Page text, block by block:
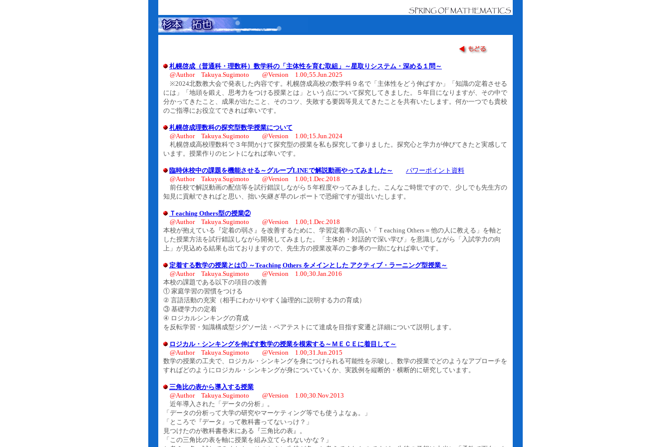
札幌啓成（普通科・理数科）数学科の「主体性を育む取組」～星取りシステム・深める１問～
@Author Takuya.Sugimoto @Version 1.00;55.Jun.2025
※2024北数教大会で発表した内容です。札幌啓成高校の数学科９名で「主体性をどう伸ばすか」「知識の定着させる
には」「地頭を鍛え、思考力をつける授業とは」という点について探究してきました。５年目になりますが、その中で
分かってきたこと、成果が出たこと、そのコツ、失敗する要因等見えてきたことを共有いたします。何か一つでも貴校
のご指導にお役立てできれば幸いです。
札幌啓成理数科の探究型数学授業について
@Author Takuya.Sugimoto @Version 1.00;15.Jun.2024
札幌啓成高校理数科で３年間かけて探究型の授業を私も探究して参りました。探究心と学力が伸びてきたと実感して
います。授業作りのヒントになれば幸いです。
臨時休校中の課題を機能させる～グループLINEで解説動画やってみました～
パワーポイント資料
@Author Takuya.Sugimoto @Version 1.00;1.Dec.2018
前任校で解説動画の配信等を試行錯誤しながら５年程度やってみました。こんなご時世ですので、少しでも先生方の
知見に貢献できればと思い、拙い矢継ぎ早のレポートで恐縮ですが提出いたします。
Ｔeaching Others型の授業②
@Author Takuya.Sugimoto @Version 1.00;1.Dec.2018
本校が抱えている『定着の弱さ』を改善するために、学習定着率の高い「Ｔeaching Others＝他の人に教える」を軸と
した授業方法を試行錯誤しながら開発してみました。「主体的・対話的で深い学び」を意識しながら「入試学力の向
上」が見込める結果も出ておりますので、先生方の授業改革のご参考の一助になれば幸いです。
定着する数学の授業とは① ～Teaching Others をメインとした アクティブ・ラーニング型授業～
@Author Takuya.Sugimoto @Version 1.00;30.Jan.2016
本校の課題である以下の項目の改善
① 家庭学習の習慣をつける
② 言語活動の充実（相手にわかりやすく論理的に説明する力の育成）
③ 基礎学力の定着
④ ロジカルシンキングの育成
を反転学習・知識構成型ジグソー法・ペアテストにて達成を目指す変遷と詳細について説明します。
ロジカル・シンキングを伸ばす数学の授業を模索する～ＭＥＣＥに着目して～
@Author Takuya.Sugimoto @Version 1.00;31.Jun.2015
数学の授業の工夫で、ロジカル・シンキングを身につけられる可能性を示唆し、数学の授業でどのようなアプローチを
すればどのようにロジカル・シンキングが身についていくか、実践例を縦断的・横断的に研究しています。
三角比の表から導入する授業
@Author Takuya.Sugimoto @Version 1.00;30.Nov.2013
近年導入された「データの分析」。
「データの分析って大学の研究やマーケティング等でも使うよなぁ。」
「ところで『データ』って教科書ってないっけ？」
見つけたのが教科書巻末にある『三角比の表』。
「この三角比の表を軸に授業を組み立てられないかな？」